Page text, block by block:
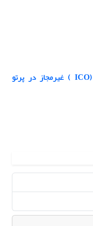
تحلیل جرم‌انگاری عرضه اولیه سکه (ICO ) غیرمجاز در پرتو